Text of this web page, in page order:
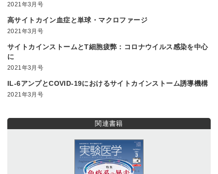
2021年3月号
高サイトカイン血症と単球・マクロファージ
2021年3月号
サイトカインストームとT細胞疲弊：コロナウイルス感染を中心
に
2021年3月号
IL-6アンプとCOVID-19におけるサイトカインストーム誘導機構
2021年3月号
関連書籍